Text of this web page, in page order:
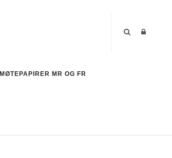
MØTEPAPIRER MR OG FR